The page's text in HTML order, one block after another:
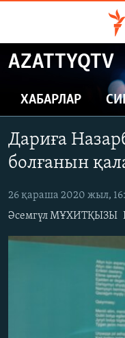
Skip
to
content
to
main
Skip
to
ЖАҢАЛЫҚТАР
САЯСАТ
ҚАҢТАР ОҚИҒАСЫ
АДАМ ҚҰҚЫҚТАРЫ
ӘЛЕУМЕТ
ӘЛЕМ
АРНАЙЫ ЖОБАЛАР
AZATTYQTV
ХАБАРЛАР
Дариға
болғанын
26 қараша 2020 жыл,
Әсемгүл МҰХИТҚЫЗЫ
No media